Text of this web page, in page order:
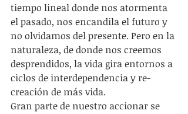
tiempo lineal donde nos atormenta
el pasado, nos encandila el futuro y
no olvidamos del presente. Pero en la
naturaleza, de donde nos creemos
desprendidos, la vida gira entornos a
ciclos de interdependencia y re-
creación de más vida.
Gran parte de nuestro accionar se